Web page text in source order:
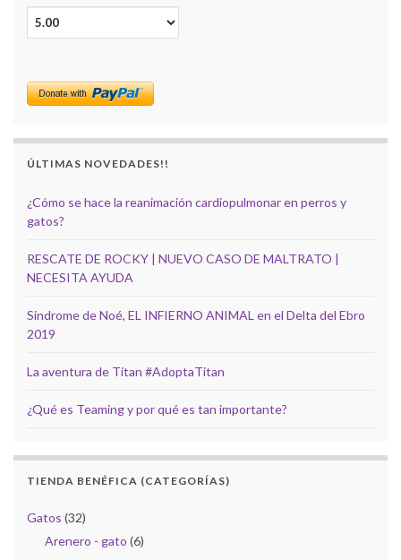
ÚLTIMAS NOVEDADES!!
¿Cómo se hace la reanimación cardiopulmonar en perros y
gatos?
RESCATE DE ROCKY | NUEVO CASO DE MALTRATO |
NECESITA AYUDA
Sindrome de Noé, EL INFIERNO ANIMAL en el Delta del Ebro
2019
La aventura de Titan #AdoptaTitan
¿Qué es Teaming y por qué es tan importante?
TIENDA BENÉFICA (CATEGORÍAS)
Gatos (32)
Arenero - gato (6)